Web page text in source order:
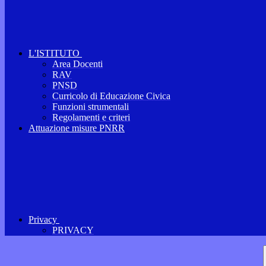
L'ISTITUTO
Area Docenti
RAV
PNSD
Curricolo di Educazione Civica
Funzioni strumentali
Regolamenti e criteri
Attuazione misure PNRR
Privacy
PRIVACY